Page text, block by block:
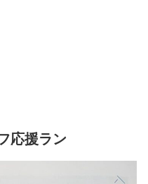
応援ラン